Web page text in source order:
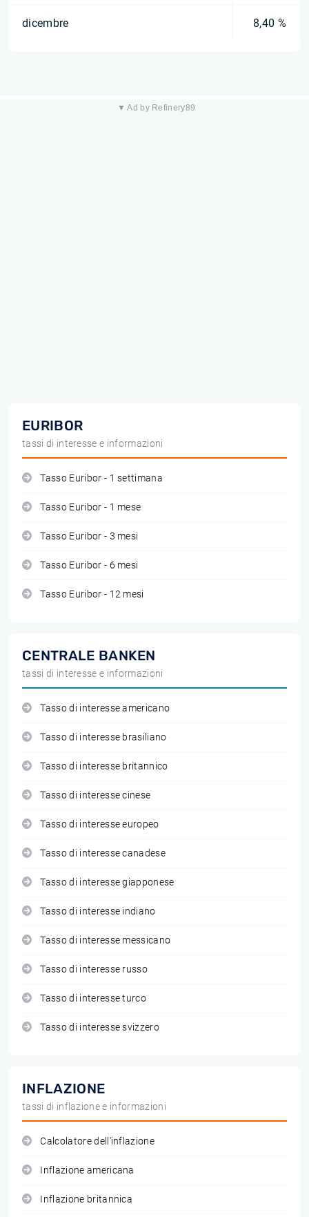
dicembre 8,40 %
▼ Ad by Refinery89
EURIBOR
tassi di interesse e informazioni
Tasso Euribor - 1 settimana
Tasso Euribor - 1 mese
Tasso Euribor - 3 mesi
Tasso Euribor - 6 mesi
Tasso Euribor - 12 mesi
CENTRALE BANKEN
tassi di interesse e informazioni
Tasso di interesse americano
Tasso di interesse brasiliano
Tasso di interesse britannico
Tasso di interesse cinese
Tasso di interesse europeo
Tasso di interesse canadese
Tasso di interesse giapponese
Tasso di interesse indiano
Tasso di interesse messicano
Tasso di interesse russo
Tasso di interesse turco
Tasso di interesse svizzero
INFLAZIONE
tassi di inflazione e informazioni
Calcolatore dell'inflazione
Inflazione americana
Inflazione britannica